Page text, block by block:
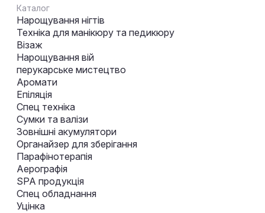
Каталог
Нарощування нігтів
Техніка для манікюру та педикюру
Візаж
Нарощування вій
перукарське мистецтво
Аромати
Епіляція
Спец техніка
Сумки та валізи
Зовнішні акумулятори
Органайзер для зберігання
Парафінотерапія
Аерографія
SPA продукція
Спец обладнання
Уцінка